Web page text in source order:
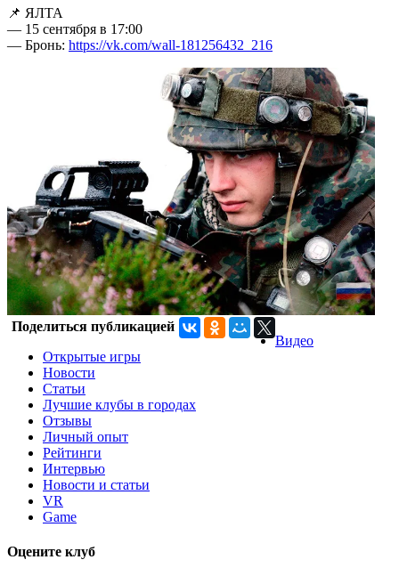
📌 ЯЛТА
— 15 сентября в 17:00
— Бронь: https://vk.com/wall-181256432_216
Поделиться публикацией
Видео
Открытые игры
Новости
Статьи
Лучшие клубы в городах
Отзывы
Личный опыт
Рейтинги
Интервью
Новости и статьи
VR
Game
Оцените клуб